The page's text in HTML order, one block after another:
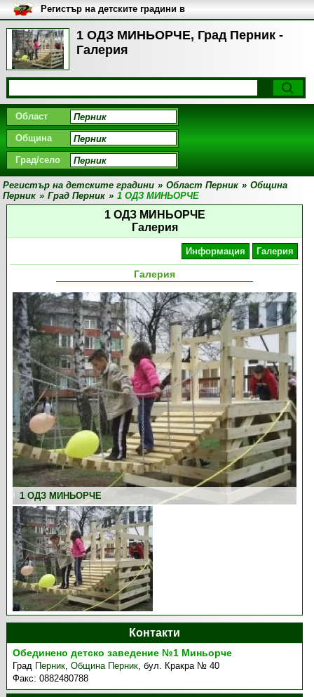
1 ОДЗ МИНЬОРЧЕ, Град Перник -
Галерия
Регистър на детските градини в
България
Област
Община
Град/село
Регистър на детските градини » Област Перник » Община
Перник » Град Перник » 1 ОДЗ МИНЬОРЧЕ
1 ОДЗ МИНЬОРЧЕ
Галерия
Информация Галерия
Галерия
1 ОДЗ МИНЬОРЧЕ
Контакти
Обединено детско заведение №1 Миньорче
Град Перник,Община Перник,бул. Кракра № 40
Факс:0882480788